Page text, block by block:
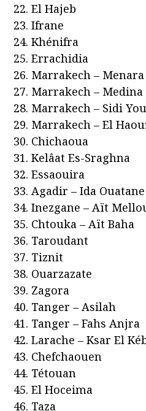
El Hajeb
Ifrane
Khénifra
Errachidia
Marrakech – Menara
Marrakech – Medina
Marrakech – Sidi
Marrakech – El
Chichaoua
Kelâat Es-Sraghna
Essaouira
Agadir – Ida Ouatane
Inezgane – Aït
Chtouka – Aït Baha
Taroudant
Tiznit
Ouarzazate
Zagora
Tanger – Asilah
Tanger – Fahs Anjra
Larache – Ksar El
Chefchaouen
Tétouan
El Hoceima
Taza